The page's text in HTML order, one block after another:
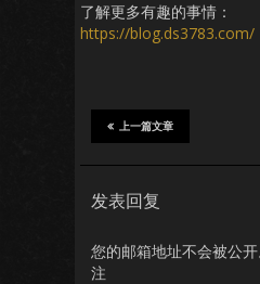
了解更多有趣的事情：
https://blog.ds3783.com/
上一篇文章
发表回复
您的邮箱地址不会被公开
注